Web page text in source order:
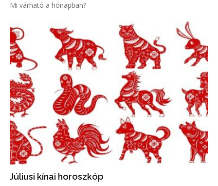
Mi várható a hónapban?
Júliusi kínai horoszkóp